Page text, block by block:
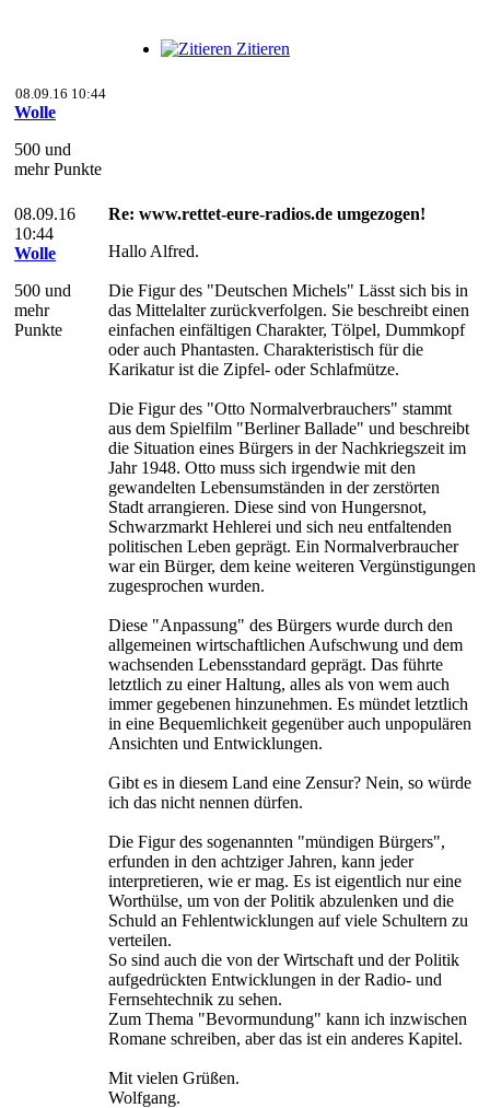
Zitieren
08.09.16 10:44
Wolle
500 und
mehr Punkte
08.09.16
10:44
Wolle
500 und
mehr
Punkte
Re: www.rettet-eure-radios.de umgezogen!
Hallo Alfred.
Die Figur des "Deutschen Michels" Lässt sich bis in
das Mittelalter zurückverfolgen. Sie beschreibt einen
einfachen einfältigen Charakter, Tölpel, Dummkopf
oder auch Phantasten. Charakteristisch für die
Karikatur ist die Zipfel- oder Schlafmütze.
Die Figur des "Otto Normalverbrauchers" stammt
aus dem Spielfilm "Berliner Ballade" und beschreibt
die Situation eines Bürgers in der Nachkriegszeit im
Jahr 1948. Otto muss sich irgendwie mit den
gewandelten Lebensumständen in der zerstörten
Stadt arrangieren. Diese sind von Hungersnot,
Schwarzmarkt Hehlerei und sich neu entfaltenden
politischen Leben geprägt. Ein Normalverbraucher
war ein Bürger, dem keine weiteren Vergünstigungen
zugesprochen wurden.
Diese "Anpassung" des Bürgers wurde durch den
allgemeinen wirtschaftlichen Aufschwung und dem
wachsenden Lebensstandard geprägt. Das führte
letztlich zu einer Haltung, alles als von wem auch
immer gegebenen hinzunehmen. Es mündet letztlich
in eine Bequemlichkeit gegenüber auch unpopulären
Ansichten und Entwicklungen.
Gibt es in diesem Land eine Zensur? Nein, so würde
ich das nicht nennen dürfen.
Die Figur des sogenannten "mündigen Bürgers",
erfunden in den achtziger Jahren, kann jeder
interpretieren, wie er mag. Es ist eigentlich nur eine
Worthülse, um von der Politik abzulenken und die
Schuld an Fehlentwicklungen auf viele Schultern zu
verteilen.
So sind auch die von der Wirtschaft und der Politik
aufgedrückten Entwicklungen in der Radio- und
Fernsehtechnik zu sehen.
Zum Thema "Bevormundung" kann ich inzwischen
Romane schreiben, aber das ist ein anderes Kapitel.
Mit vielen Grüßen.
Wolfgang.